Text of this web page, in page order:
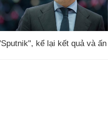
kể lại kết quả và